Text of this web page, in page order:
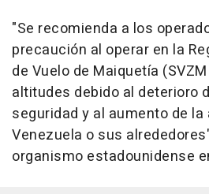
"Se recomienda a los
precaución al operar en la
de Vuelo de Maiquetía
altitudes debido al deterioro
seguridad y al aumento de
Venezuela o sus
organismo estadounidense